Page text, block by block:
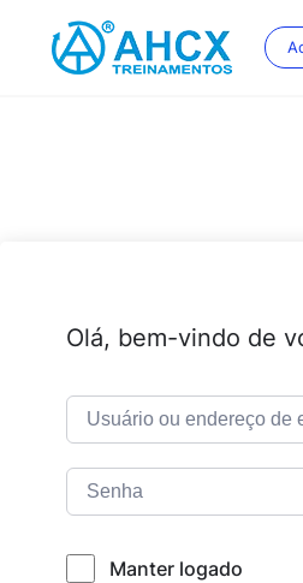
content
Olá, bem-vindo de
Manter logado